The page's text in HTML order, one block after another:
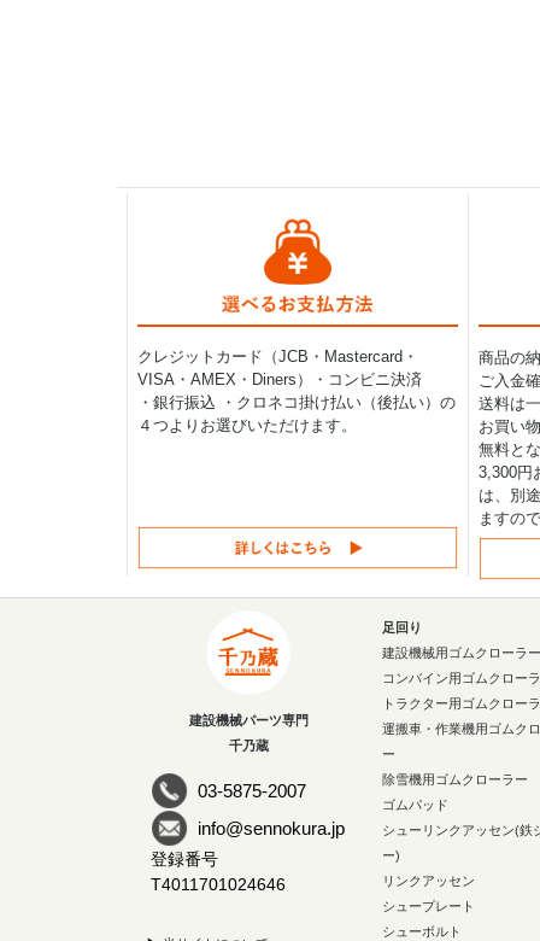
クレジットカード（JCB・Mastercard・
VISA・AMEX・Diners）・コンビニ決済
・銀行振込 ・クロネコ掛け払い（後払い）の
４つよりお選びいただけます。
商品の
ご入金
送料は
お買い
無料と
3,300円
は、別
ますの
建設機械パーツ専門
千乃蔵
03-5875-2007
info@sennokura.jp
登録番号
T4011701024646
足回り
建設機械用ゴムクローラ
コンバイン用ゴムクロー
トラクター用ゴムクロー
運搬車・作業機用ゴムク
ー
除雪機用ゴムクローラー
ゴムパッド
シューリンクアッセン(鉄
ー)
リンクアッセン
シュープレート
シューボルト